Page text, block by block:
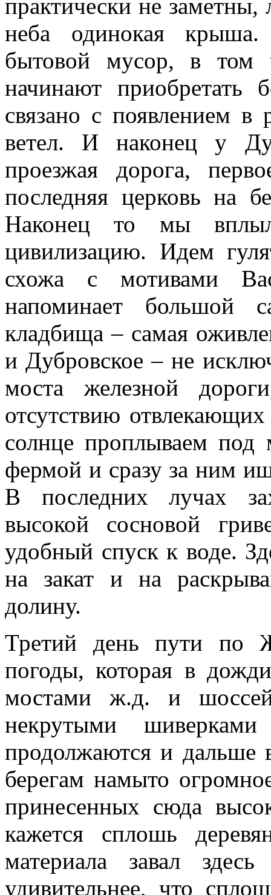
практически не
неба одинокая крыша.
бытовой мусор, в том
начинают
связано с появлением
ветел. И наконец у
проезжая дорога,
последняя церковь на
Наконец то мы
цивилизацию. Идем
схожа с мотивами
напоминает большой
кладбища – самая
и Дубровское – не
моста железной
отсутствию
солнце проплываем под
фермой и сразу за ним
В последних лучах
высокой сосновой
удобный спуск к воде.
на закат и на
долину.
Третий день пути по
погоды, которая в
мостами ж.д. и
некрутыми
продолжаются и дальше
берегам намыто
принесенных сюда
кажется сплошь
материала завал
удивительнее, что